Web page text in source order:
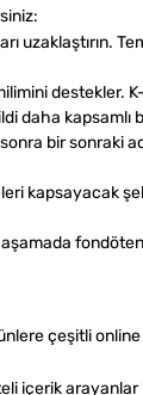
uzaklaştırın.
destekler.
daha kapsamlı
bir sonraki
kapsayacak
fondöten
çeşitli
içerik